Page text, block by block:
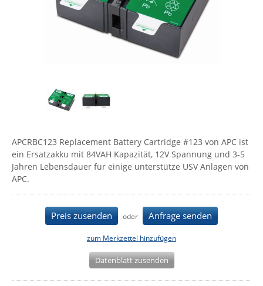
Energiemessung
Energieverteilung
IP, WLAN & GSM Sensorik
IoT - Internet of Things
IPC, Industrielle Netzwerktechnik & WLAN
Industrielle Netzwerktechnik / Kommunikation
Wi-Fi - WLAN - Wireless
Serverräume
RMA / Rücksendung / Support
Comet System
Fokus Technologies
Gefen
Gude
High Sec Labs
IEC Lock
APCRBC123 Replacement Battery Cartridge #123 von APC ist
ein Ersatzakku mit 84VAH Kapazität, 12V Spannung und 3-5
Jahren Lebensdauer für einige unterstütze USV Anlagen von
APC.
Preis zusenden oder Anfrage senden
zum Merkzettel hinzufügen
Datenblatt zusenden